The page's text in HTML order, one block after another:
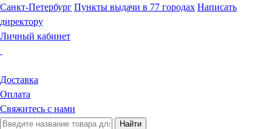
Санкт-Петербург Пункты выдачи в 77 городах Написать
директору
Личный кабинет
Доставка
Оплата
Свяжитесь с нами
Найти